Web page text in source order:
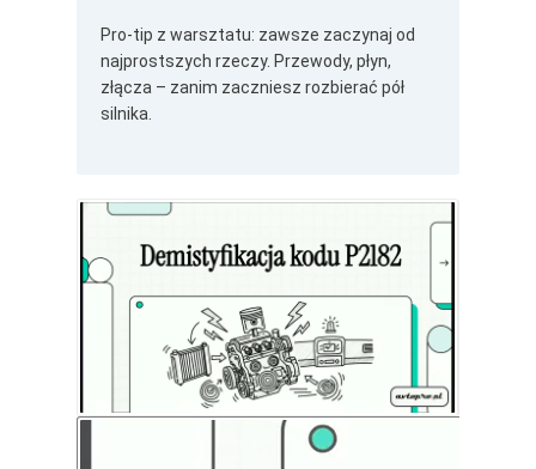
Pro-tip z warsztatu: zawsze zaczynaj od
najprostszych rzeczy. Przewody, płyn,
złącza – zanim zaczniesz rozbierać pół
silnika.